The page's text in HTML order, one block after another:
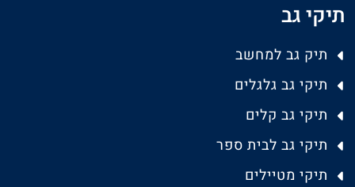
תיקי גב
תיק גב למחשב
תיקי גב גלגלים
תיקי גב קלים
תיקי גב לבית ספר
תיקי מטיילים